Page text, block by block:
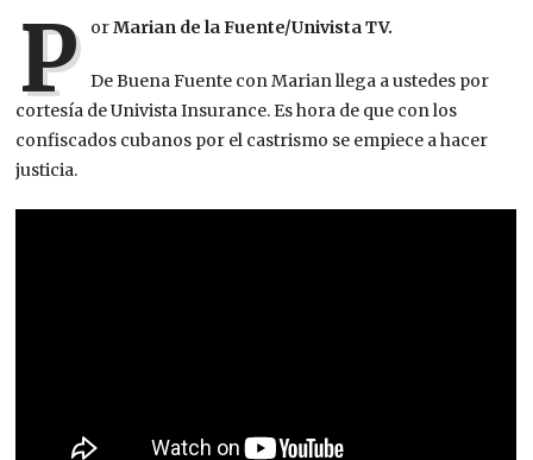
P orMarian de la Fuente/Univista TV.
De Buena Fuente con Marian llega a ustedes por
cortesía de Univista Insurance. Es hora de que con los
confiscados cubanos por el castrismo se empiece a hacer
justicia.